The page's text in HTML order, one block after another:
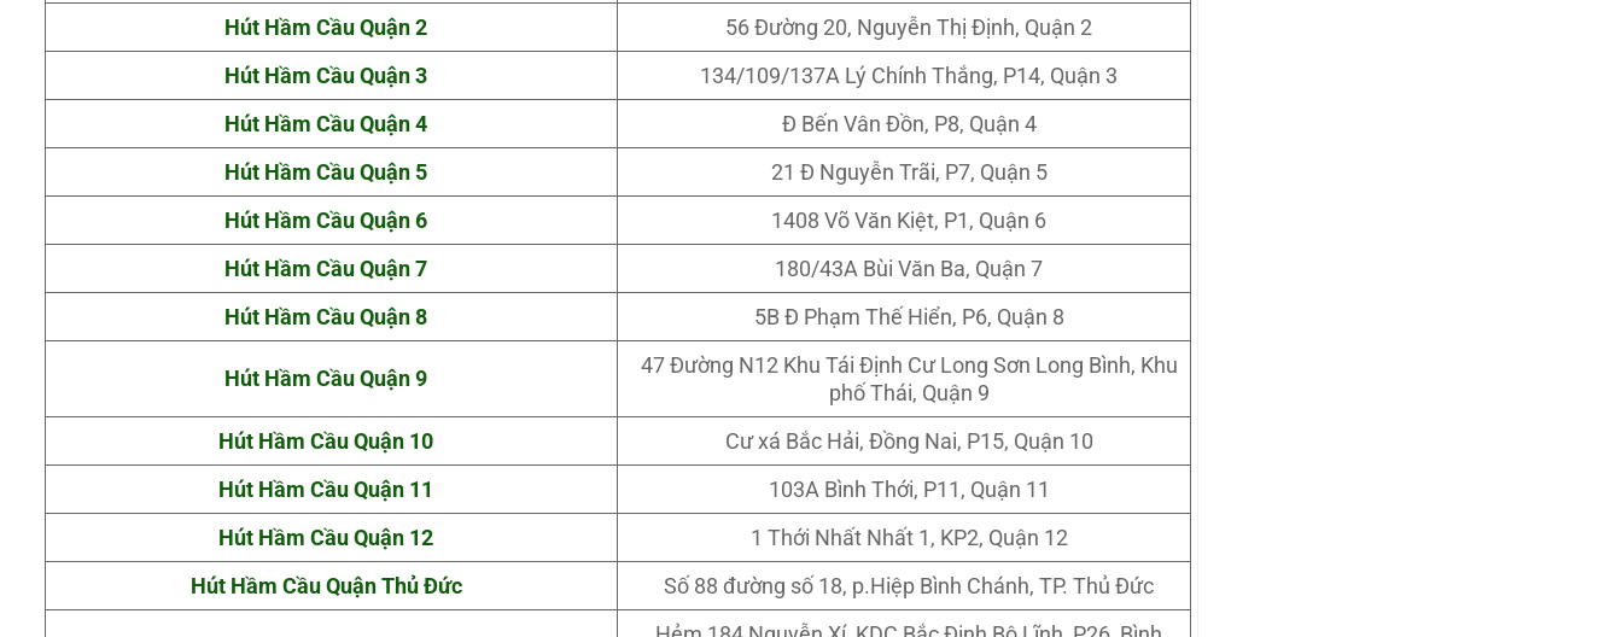
Hút Hầm Cầu Quận 2
56 Đường 20, Nguyễn Thị Định, Quận 2
Hút Hầm Cầu Quận 3
134/109/137A Lý Chính Thắng, P14, Quận 3
Hút Hầm Cầu Quận 4
Đ Bến Vân Đồn, P8, Quận 4
Hút Hầm Cầu Quận 5
21 Đ Nguyễn Trãi, P7, Quận 5
Hút Hầm Cầu Quận 6
1408 Võ Văn Kiệt, P1, Quận 6
Hút Hầm Cầu Quận 7
180/43A Bùi Văn Ba, Quận 7
Hút Hầm Cầu Quận 8
5B Đ Phạm Thế Hiển, P6, Quận 8
Hút Hầm Cầu Quận 9
47 Đường N12 Khu Tái Định Cư Long Sơn Long Bình, Khu
phố Thái, Quận 9
Hút Hầm Cầu Quận 10
Cư xá Bắc Hải, Đồng Nai, P15, Quận 10
Hút Hầm Cầu Quận 11
103A Bình Thới, P11, Quận 11
Hút Hầm Cầu Quận 12
1 Thới Nhất Nhất 1, KP2, Quận 12
Hút Hầm Cầu Quận Thủ Đức
Số 88 đường số 18, p.Hiệp Bình Chánh, TP. Thủ Đức